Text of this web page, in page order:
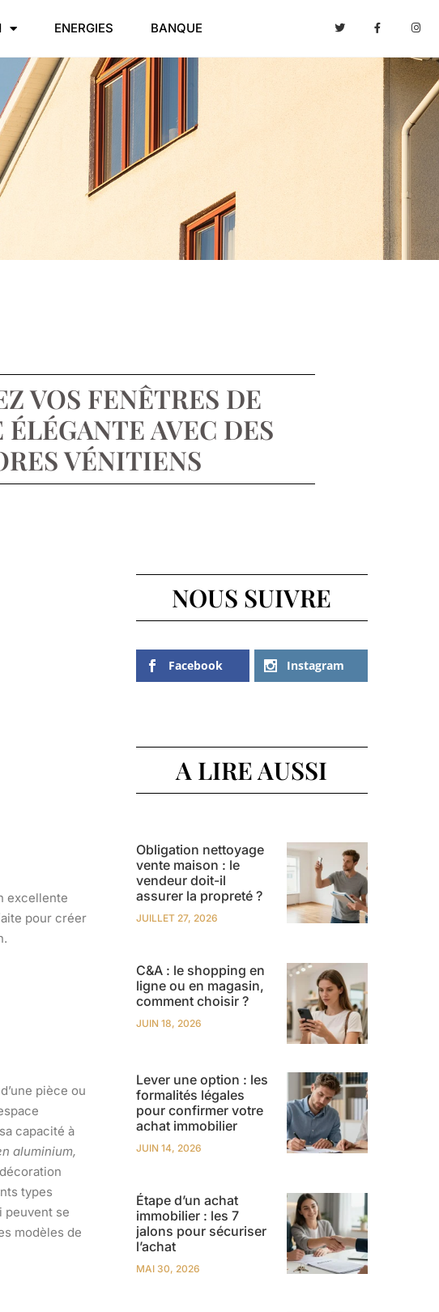
ENERGIES BANQUE
VOS FENÊTRES DE
AVEC DES
VÉNITIENS
excellente
pour créer
pièce ou
capacité à
aluminium,
types
peuvent se
modèles de
NOUS SUIVRE
Facebook Instagram
A LIRE AUSSI
Obligation nettoyage
vente maison : le
vendeur doit-il
assurer la propreté ?
JUILLET 27, 2026
C&A : le shopping en
ligne ou en magasin,
comment choisir ?
JUIN 18, 2026
Lever une option : les
formalités légales
pour confirmer votre
achat immobilier
JUIN 14, 2026
Étape d’un achat
immobilier : les 7
jalons pour sécuriser
l’achat
MAI 30, 2026